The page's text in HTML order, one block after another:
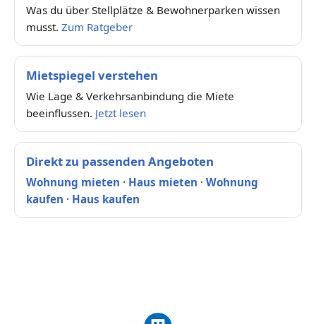
Was du über Stellplätze & Bewohnerparken wissen
musst. Zum Ratgeber
Mietspiegel verstehen
Wie Lage & Verkehrsanbindung die Miete
beeinflussen. Jetzt lesen
Direkt zu passenden Angeboten
Wohnung mieten · Haus mieten · Wohnung
kaufen · Haus kaufen